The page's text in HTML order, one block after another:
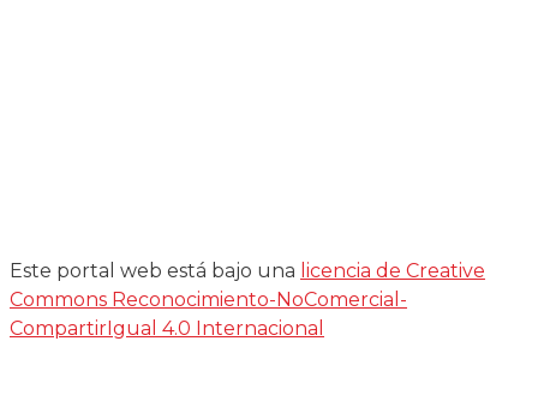
Este portal web está bajo una licencia de Creative
Commons Reconocimiento-NoComercial-
CompartirIgual 4.0 Internacional